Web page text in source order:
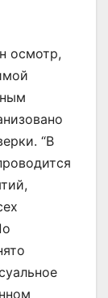
осмотр,
“В